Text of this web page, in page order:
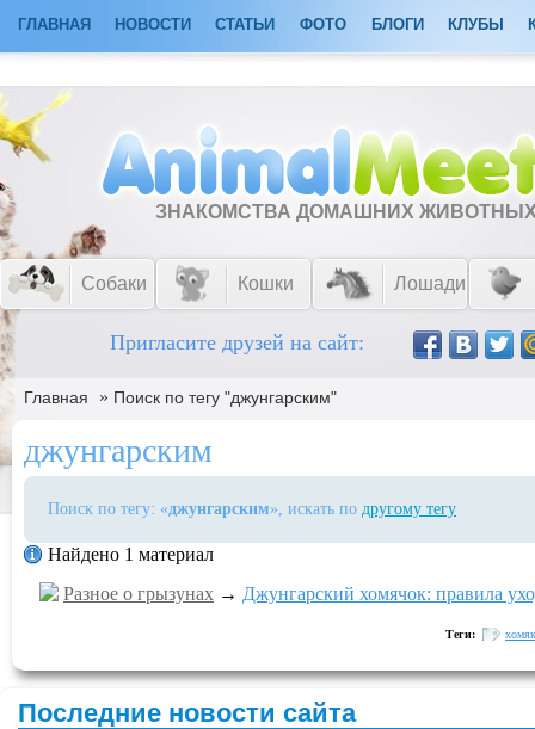
ГЛАВНАЯ НОВОСТИ СТАТЬИ ФОТО БЛОГИ КЛУБЫ
ЗНАКОМСТВА ДОМАШНИХ
Собаки Кошки Лошади
Пригласите друзей на сайт:
Главная » Поиск по тегу "джунгарским"
джунгарским
Поиск по тегу: «джунгарским», искать по другому тегу
Найдено 1 материал
Разное о грызунах → Джунгарский хомячок: правила
Теги:
Последние новости сайта